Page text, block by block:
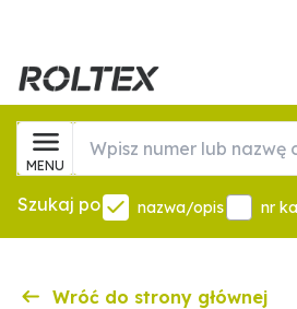
MENU
Szukaj po nazwa/opis nr
Wróć do strony głównej